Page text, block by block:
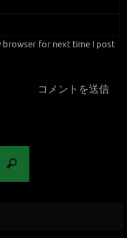
browser for next time I post